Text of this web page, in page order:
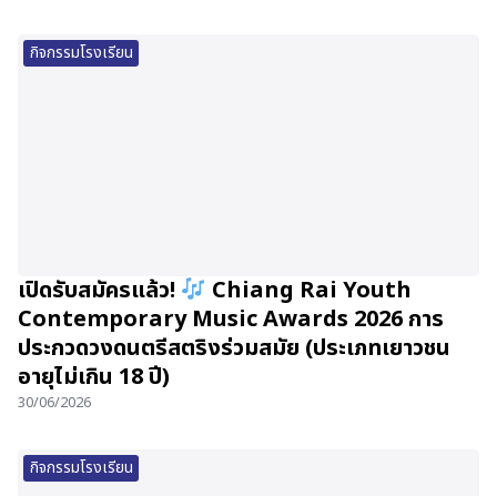
กิจกรรมโรงเรียน
เปิดรับสมัครแล้ว!
Chiang Rai Youth
Contemporary Music Awards 2026 การ
ประกวดวงดนตรีสตริงร่วมสมัย (ประเภทเยาวชน
อายุไม่เกิน 18 ปี)
30/06/2026
กิจกรรมโรงเรียน